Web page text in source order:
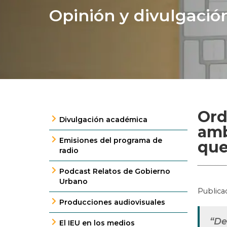
Opinión y
Divulgación académica
Emisiones del programa de
radio
Podcast Relatos de Gobierno
Urbano
Producciones audiovisuales
El IEU en los medios